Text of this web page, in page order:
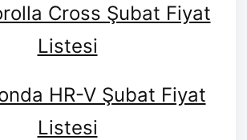
Cross Şubat Fiyat
Listesi
HR-V Şubat Fiyat
Listesi